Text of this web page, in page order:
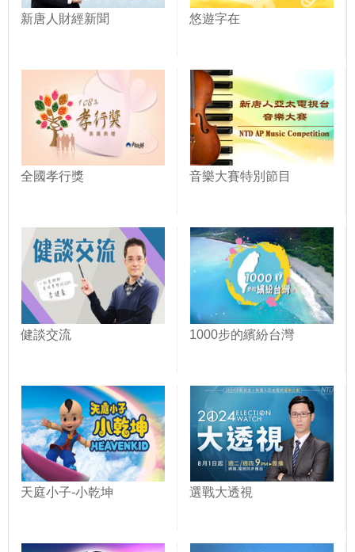
新唐人財經新聞 悠遊字在
全國孝行獎 音樂大賽特別節目
健談交流 1000步的繽紛台灣
天庭小子-小乾坤 選戰大透視